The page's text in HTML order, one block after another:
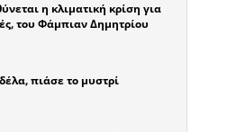
η κλιματική κρίση για
του Φάμπιαν Δημητρίου
πιάσε το μυστρί